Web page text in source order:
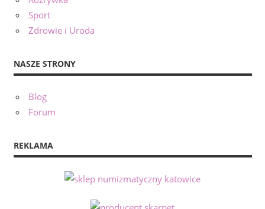
Sport
Zdrowie i Uroda
NASZE STRONY
Blog
Forum
REKLAMA